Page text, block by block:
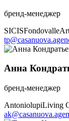
бренд-менеджер
SICISFondovalle
Анна
бренд-менеджер
AntoniolupiLiving